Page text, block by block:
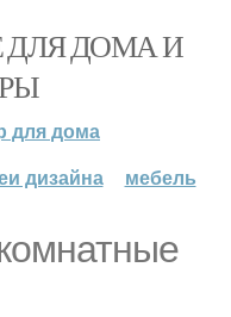
ДЛЯ ДОМА И
для дома
дизайна мебель